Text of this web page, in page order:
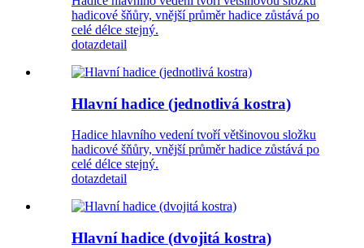
hadicové šňůry, vnější průměr hadice zůstává po
celé délce stejný.
dotazdetail
Hlavní hadice (jednotlivá kostra)
Hadice hlavního vedení tvoří většinovou složku
hadicové šňůry, vnější průměr hadice zůstává po
celé délce stejný.
dotazdetail
Hlavní hadice (dvojitá kostra)